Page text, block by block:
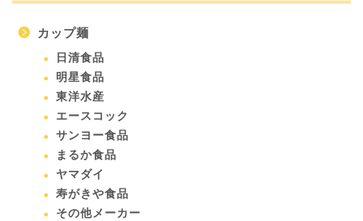
カップ麺
日清食品
明星食品
東洋水産
エースコック
サンヨー食品
まるか食品
ヤマダイ
寿がきや食品
その他メーカー